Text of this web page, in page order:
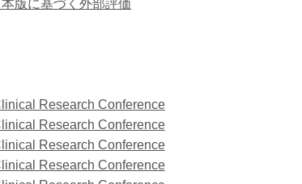
版に基づく外部評価
Research Conference
Research Conference
Research Conference
Research Conference